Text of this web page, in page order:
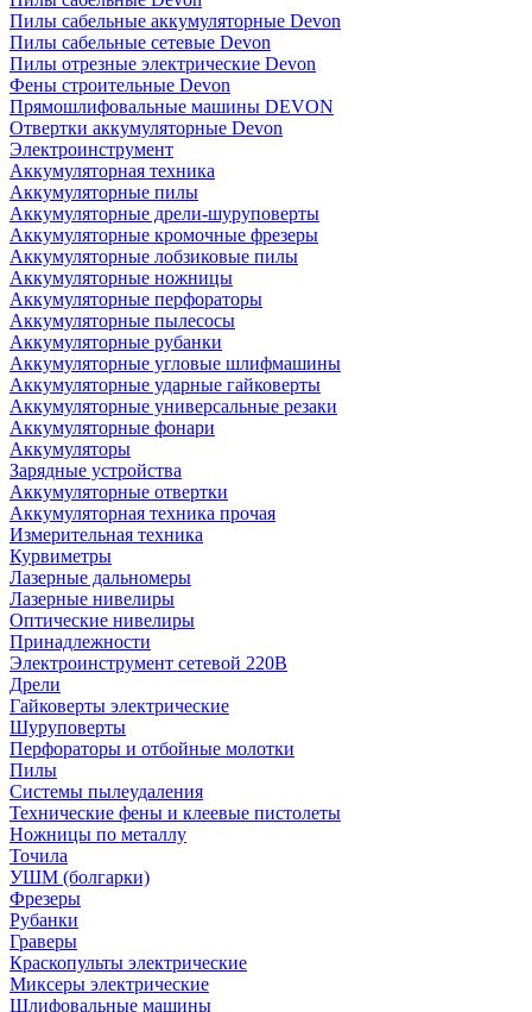
Пилы сабельные аккумуляторные Devon
Пилы сабельные сетевые Devon
Пилы отрезные электрические Devon
Фены строительные Devon
Прямошлифовальные машины DEVON
Отвертки аккумуляторные Devon
Электроинструмент
Аккумуляторная техника
Аккумуляторные пилы
Аккумуляторные дрели-шуруповерты
Аккумуляторные кромочные фрезеры
Аккумуляторные лобзиковые пилы
Аккумуляторные ножницы
Аккумуляторные перфораторы
Аккумуляторные пылесосы
Аккумуляторные рубанки
Аккумуляторные угловые шлифмашины
Аккумуляторные ударные гайковерты
Аккумуляторные универсальные резаки
Аккумуляторные фонари
Аккумуляторы
Зарядные устройства
Аккумуляторные отвертки
Аккумуляторная техника прочая
Измерительная техника
Курвиметры
Лазерные дальномеры
Лазерные нивелиры
Оптические нивелиры
Принадлежности
Электроинструмент сетевой 220В
Дрели
Гайковерты электрические
Шуруповерты
Перфораторы и отбойные молотки
Пилы
Системы пылеудаления
Технические фены и клеевые пистолеты
Ножницы по металлу
Точила
УШМ (болгарки)
Фрезеры
Рубанки
Граверы
Краскопульты электрические
Миксеры электрические
Шлифовальные машины